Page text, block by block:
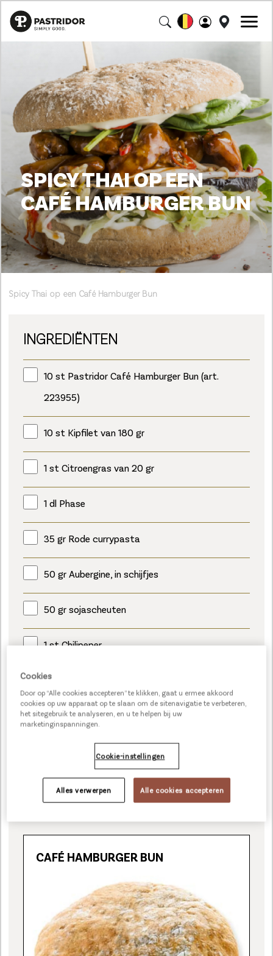
SPICY THAI OP EEN
CAFÉ HAMBURGER BUN
Spicy Thai op een Café Hamburger Bun
INGREDIËNTEN
10 st Pastridor Café Hamburger Bun (art.
223955)
10 st Kipfilet van 180 gr
1 st Citroengras van 20 gr
1 dl Phase
35 gr Rode currypasta
50 gr Aubergine, in schijfjes
50 gr sojascheuten
1 st Chilipeper
1 dl Hellmann’s Real mayonaise
15 gr Knorr Primerba Curry
60 gr Ijsbergsla
Bladspinazie
CAFÉ HAMBURGER BUN
Cookies
Door op “Alle cookies accepteren” te klikken, gaat u ermee akkoord
cookies op uw apparaat op te slaan om de sitenavigatie te verbeteren,
het sitegebruik te analyseren, en u te helpen bij uw
marketinginspanningen.
Cookie-instellingen
Alles verwerpen Alle cookies accepteren